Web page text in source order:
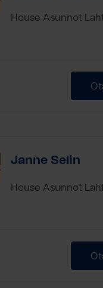
House Asunnot
Janne Selin
House Asunnot